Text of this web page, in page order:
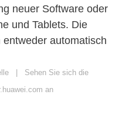
neuer Software oder
und Tablets. Die
automatisch
Sehen Sie sich die
an